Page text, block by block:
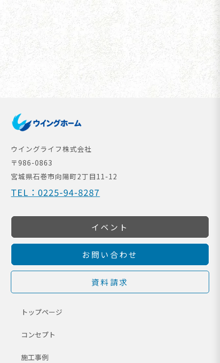
ウイングライフ株式会社
〒986-0863
宮城県石巻市向陽町2丁目11-12
TEL：0225-94-8287
イベント
お問い合わせ
資料請求
トップページ
コンセプト
施工事例